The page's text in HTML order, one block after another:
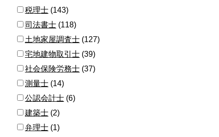
税理士 (143)
司法書士 (118)
土地家屋調査士 (127)
宅地建物取引士 (39)
社会保険労務士 (37)
測量士 (14)
公認会計士 (6)
建築士 (2)
弁理士 (1)